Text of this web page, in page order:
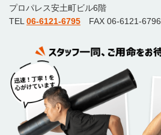
プロパレス安土町ビル6階
TEL 06-6121-6795 FAX 06-6121-6796